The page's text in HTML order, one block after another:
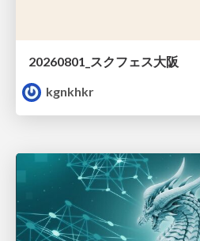
20260801_スクフェス大阪
kgnkhkr